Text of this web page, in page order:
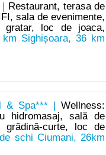
Restaurant, terasa de
sala de evenimente,
gratar, loc de joaca,
Sighișoara, 36 km
& Spa*** |Wellness:
hidromasaj, sală de
grădină-curte, loc de
schi Ciumani, 26km